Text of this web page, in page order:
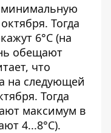
минимальную
Тогда
6°C (на
обещают
что
на следующей
Тогда
максимум в
4...8°C).